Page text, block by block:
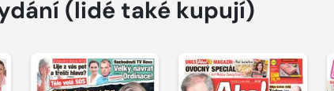
(lidé také kupují)